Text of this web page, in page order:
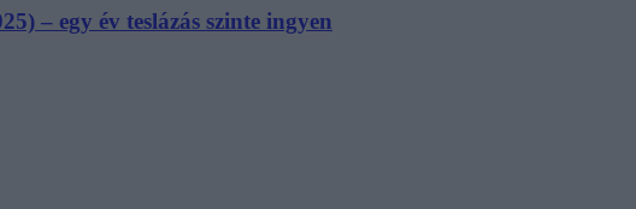
– egy év teslázás szinte ingyen